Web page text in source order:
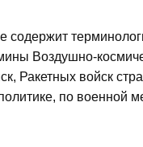
Воздушно-
Ракетных войск
по военной